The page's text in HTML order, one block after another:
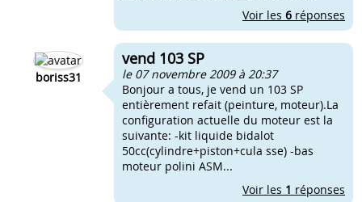
Voir les 6 réponses
boriss31
vend 103 SP
le 07 novembre 2009 à 20:37
Bonjour a tous, je vend un 103 SP
entièrement refait (peinture, moteur).La
configuration actuelle du moteur est la
suivante: -kit liquide bidalot
50cc(cylindre+piston+cula sse) -bas
moteur polini ASM...
Voir les 1 réponses